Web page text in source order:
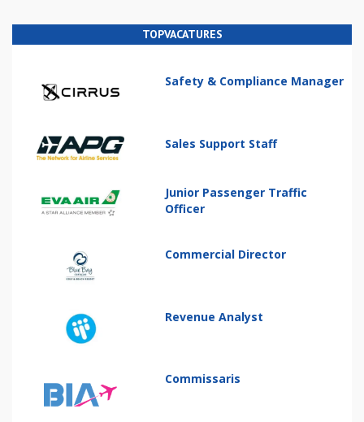
TOPVACATURES
Safety & Compliance Manager
Sales Support Staff
Junior Passenger Traffic
Officer
Commercial Director
Revenue Analyst
Commissaris